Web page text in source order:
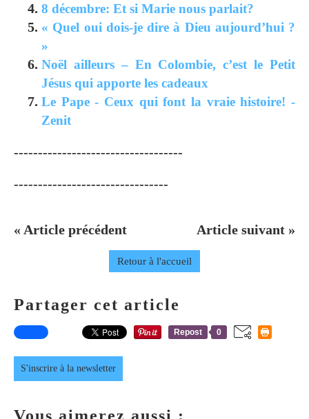
8 décembre: Et si Marie nous parlait?
« Quel oui dois-je dire à Dieu aujourd’hui ?
»
Noël ailleurs – En Colombie, c’est le Petit
Jésus qui apporte les cadeaux
Le Pape - Ceux qui font la vraie histoire! -
Zenit
-----------------------------------
--------------------------------
« Article précédent Article suivant »
Retour à l'accueil
Partager cet article
Repost 0
S'inscrire à la newsletter
Vous aimerez aussi :